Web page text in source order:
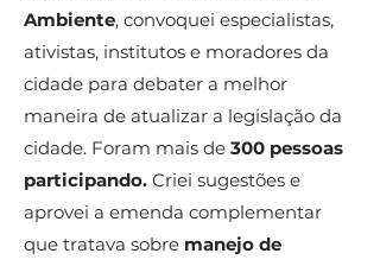
Ambiente, convoquei especialistas,
ativistas, institutos e moradores da
cidade para debater a melhor
maneira de atualizar a legislação da
cidade. Foram mais de 300 pessoas
participando. Criei sugestões e
aprovei a emenda complementar
que tratava sobre manejo de